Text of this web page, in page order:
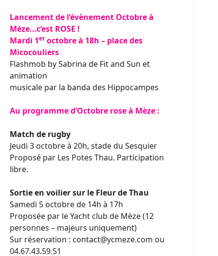
Lancement de l’évènement Octobre à
Mèze…c’est ROSE !
Mardi 1eroctobre à 18h – place des
Micocouliers
Flashmob by Sabrina de Fit and Sun et
animation
musicale par la banda des Hippocampes
Au programme d’Octobre rose à Mèze :
Match de rugby
Jeudi 3 octobre à 20h, stade du Sesquier
Proposé par Les Potes Thau. Participation
libre.
Sortie en voilier sur le Fleur de Thau
Samedi 5 octobre de 14h à 17h
Proposée par le Yacht club de Mèze (12
personnes – majeurs uniquement)
Sur réservation : contact@ycmeze.com ou
04.67.43.59.51